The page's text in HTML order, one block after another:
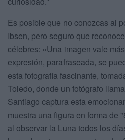
Es posible que no conozcas al
Ibsen, pero seguro que
célebres: «Una imagen vale
expresión, parafraseada, se
esta fotografía fascinante,
Toledo, donde un fotógrafo
Santiago captura esta
muestra una figura en forma de
al observar la Luna todos los